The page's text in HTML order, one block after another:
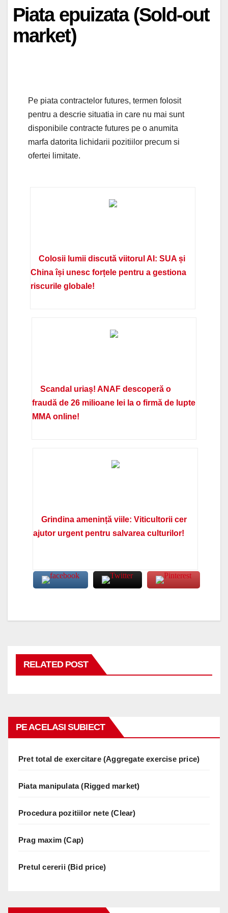
Piata epuizata (Sold-out
market)
Pe piata contractelor futures, termen folosit
pentru a descrie situatia in care nu mai sunt
disponibile contracte futures pe o anumita
marfa datorita lichidarii pozitiilor precum si
ofertei limitate.
Colosii lumii discută viitorul AI: SUA și
China își unesc forțele pentru a gestiona
riscurile globale!
Scandal uriaș! ANAF descoperă o
fraudă de 26 milioane lei la o firmă de lupte
MMA online!
Grindina amenință viile: Viticultorii cer
ajutor urgent pentru salvarea culturilor!
RELATED POST
PE ACELASI SUBIECT
Pret total de exercitare (Aggregate exercise price)
Piata manipulata (Rigged market)
Procedura pozitiilor nete (Clear)
Prag maxim (Cap)
Pretul cererii (Bid price)